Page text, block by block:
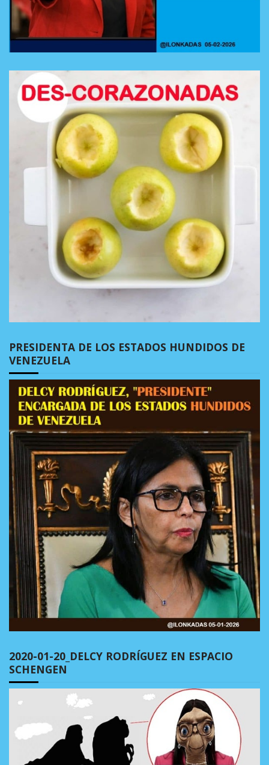
PRESIDENTA DE LOS ESTADOS HUNDIDOS DE
VENEZUELA
2020-01-20_DELCY RODRÍGUEZ EN ESPACIO
SCHENGEN